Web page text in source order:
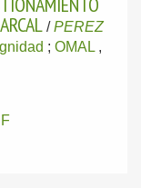
/PEREZ
; OMAL ,